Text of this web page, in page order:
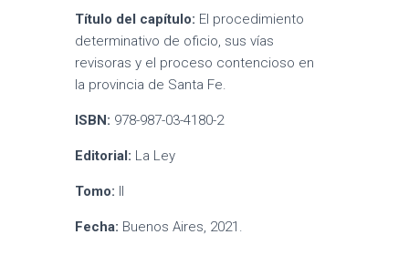
Título del capítulo: El procedimiento
determinativo de oficio, sus vías
revisoras y el proceso contencioso en
la provincia de Santa Fe.
ISBN: 978-987-03-4180-2
Editorial: La Ley
Tomo: II
Fecha: Buenos Aires, 2021.